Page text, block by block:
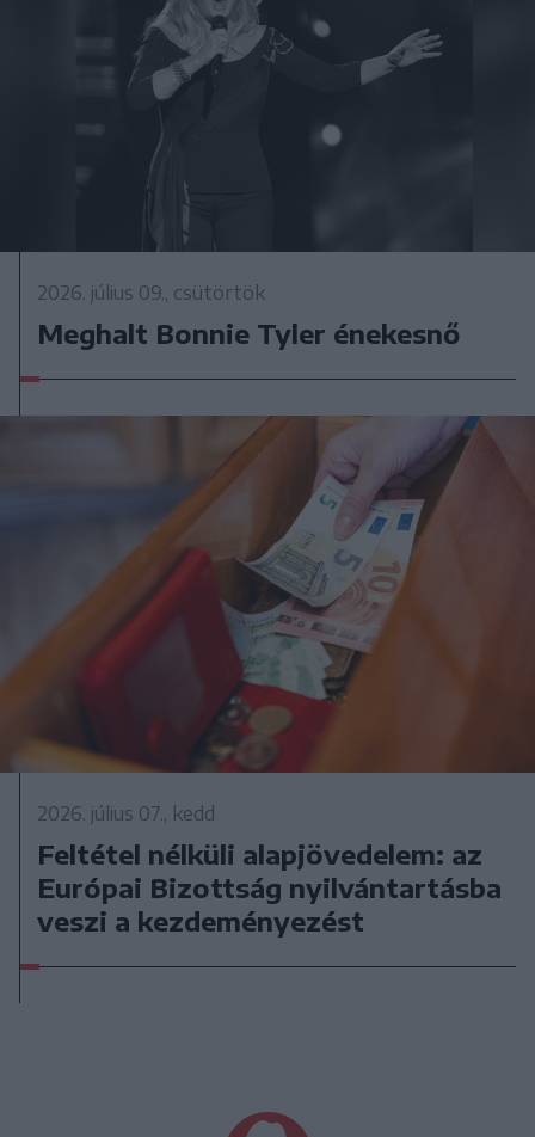
2026. július 09., csütörtök
Meghalt Bonnie Tyler énekesnő
2026. július 07., kedd
Feltétel nélküli alapjövedelem: az
Európai Bizottság nyilvántartásba
veszi a kezdeményezést